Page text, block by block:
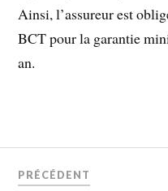
Ainsi, l’assureur est
BCT pour la garantie
an.
PRÉCÉDENT